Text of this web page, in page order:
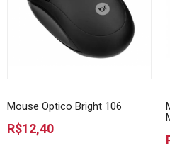
Mouse Optico Bright 106
R$12,40